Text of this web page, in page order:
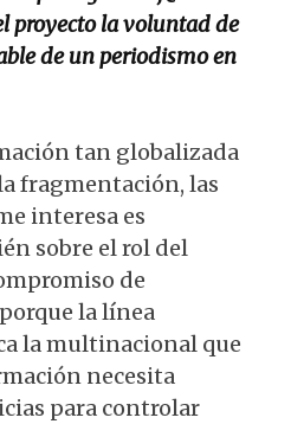
proyecto la voluntad de
de un periodismo en
tan globalizada
fragmentación, las
interesa es
sobre el rol del
de
la línea
la multinacional que
necesita
para controlar